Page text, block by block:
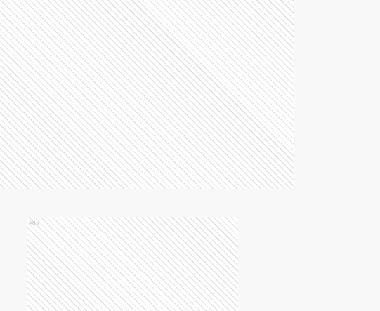
Ads